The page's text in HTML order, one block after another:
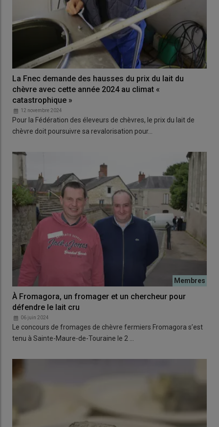
La Fnec demande des hausses du prix du lait du
chèvre avec cette année 2024 au climat «
catastrophique »
12 novembre 2024
Pour la Fédération des éleveurs de chèvres, le prix du lait de
chèvre doit poursuivre sa revalorisation pour…
À Fromagora, un fromager et un chercheur pour
défendre le lait cru
06 juin 2024
Le concours de fromages de chèvre fermiers Fromagora s’est
tenu à Sainte-Maure-de-Touraine le 2 …